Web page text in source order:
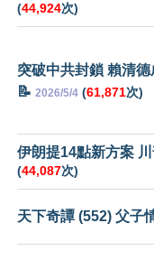
(44,924次)
突破中共封鎖 賴清
📝 2026/5/4 (61,871次)
伊朗提14點新方案
(44,087次)
天下奇譚 (552) 父子